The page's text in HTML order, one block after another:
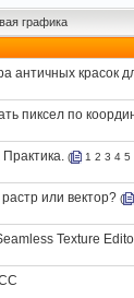
графика
античных красок
пиксел по
( 1 2 3 4 5
или вектор? (
Texture